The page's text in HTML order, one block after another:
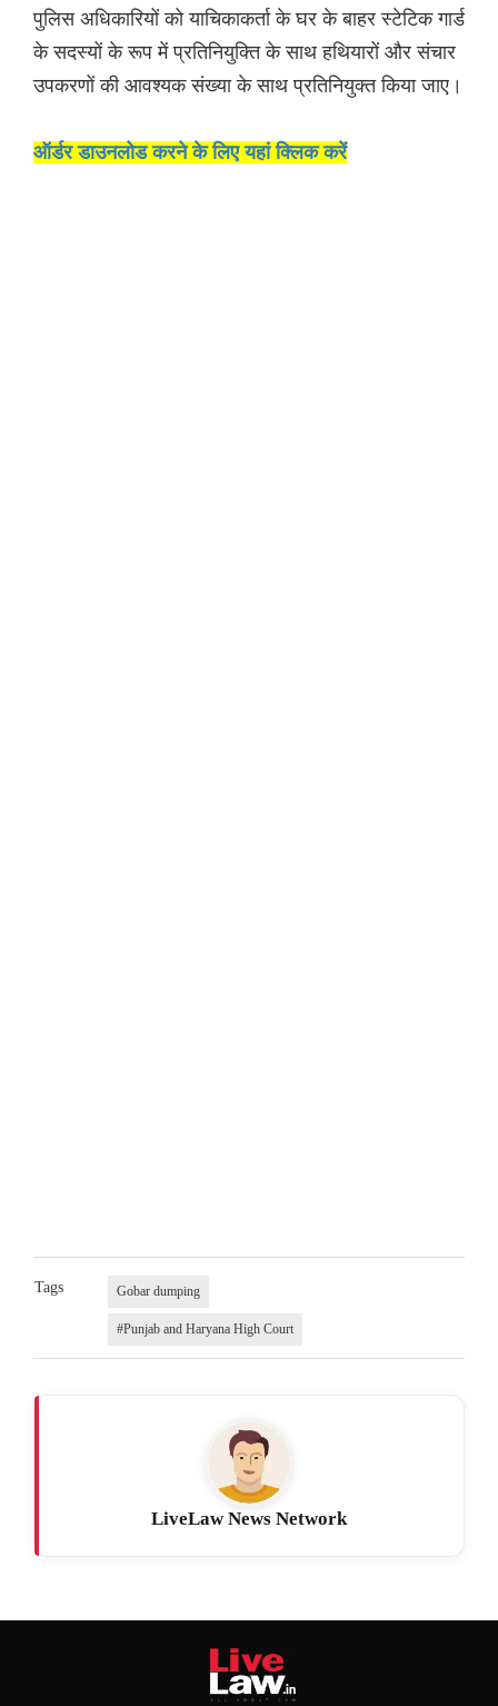
पुलिस अधिकारियों को याचिकाकर्ता के घर के बाहर स्टेटिक गार्ड
के सदस्यों के रूप में प्रतिनियुक्ति के साथ हथियारों और संचार
उपकरणों की आवश्यक संख्या के साथ प्रतिनियुक्त किया जाए।
ऑर्डर डाउनलोड करने के लिए यहां क्लिक करें
Tags Gobar dumping
#Punjab and Haryana High Court
LiveLaw News Network